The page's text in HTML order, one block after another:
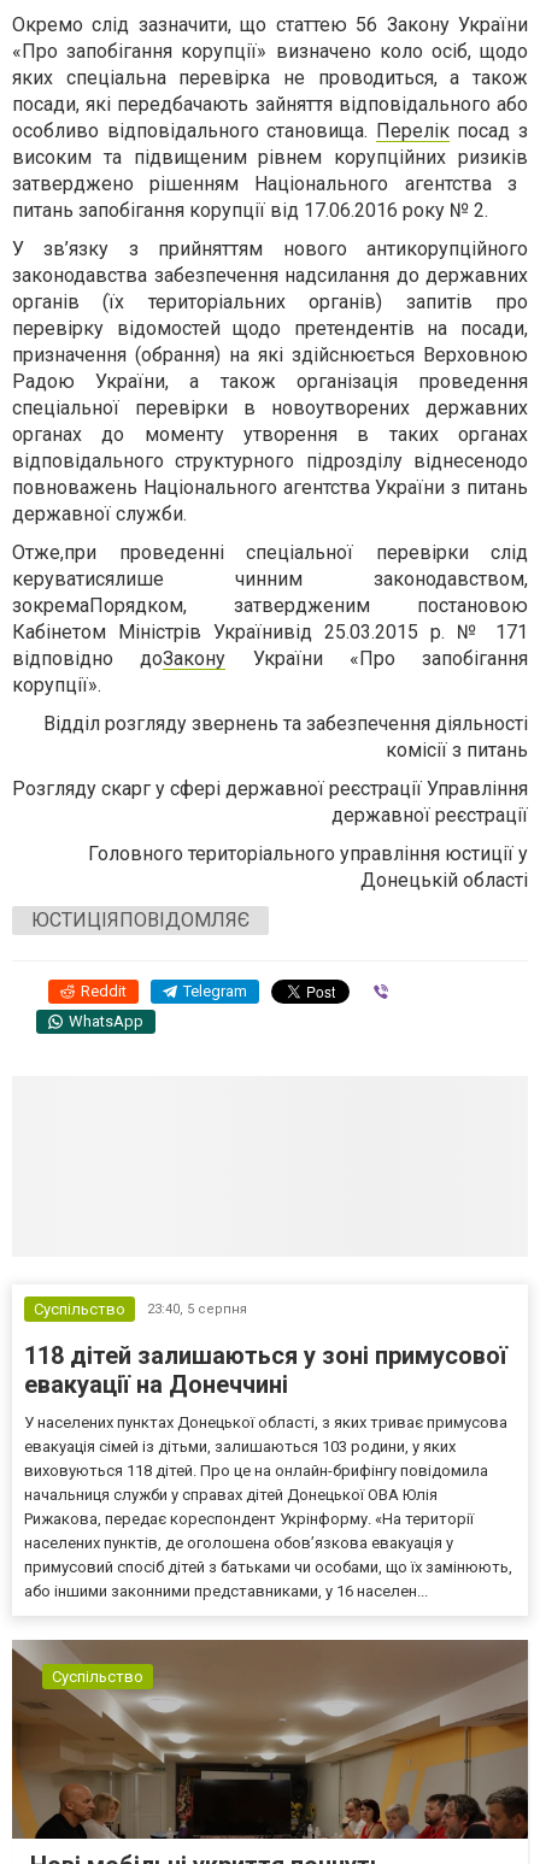
Окремо слід зазначити, що статтею 56 Закону України
«Про запобігання корупції» визначено коло осіб, щодо
яких спеціальна перевірка не проводиться, а також
посади, які передбачають зайняття відповідального або
особливо відповідального становища. Перелікпосадз
високим та підвищеним рівнем корупційних ризиків
затверджено рішенням
Національного агентства з
питань запобігання корупції від 17.06.2016 року № 2.
У зв’язку з прийняттям нового антикорупційного
законодавства забезпечення надсилання до державних
органів (їх територіальних органів) запитів про
перевірку відомостей щодо претендентів на посади,
призначення (обрання) на які здійснюється Верховною
Радою України, а також організація проведення
спеціальної перевірки в новоутворених державних
органах до моменту утворення в таких органах
відповідального структурного підрозділу віднесенодо
повноважень Національного агентства України з питань
державної служби.
Отже,при проведенні спеціальної перевірки слід
керуватисялише чинним законодавством,
зокремаПорядком, затвердженим постановою
Кабінетом Міністрів Українивід 25.03.2015 р. № 171
відповідно доЗакону України «Про запобігання
корупції».
Відділ розгляду звернень та забезпечення діяльності
комісії з питань
Розгляду скарг у сфері державної реєстрації Управління
державної реєстрації
Головного територіального управління юстиції у
Донецькій області
ЮСТИЦІЯПОВІДОМЛЯЄ
Reddit Telegram
WhatsApp
Суспільство 23:40, 5 серпня
118 дітей залишаються у зоні примусової
евакуації на Донеччині
У населених пунктах Донецької області, з яких триває примусова
евакуація сімей із дітьми, залишаються 103 родини, у яких
виховуються 118 дітей. Про це на онлайн-брифінгу повідомила
начальниця служби у справах дітей Донецької ОВА Юлія
Рижакова, передає кореспондент Укрінформу. «На території
населених пунктів, де оголошена обов’язкова евакуація у
примусовий спосіб дітей з батьками чи особами, що їх замінюють,
або іншими законними представниками, у 16 населен...
Суспільство